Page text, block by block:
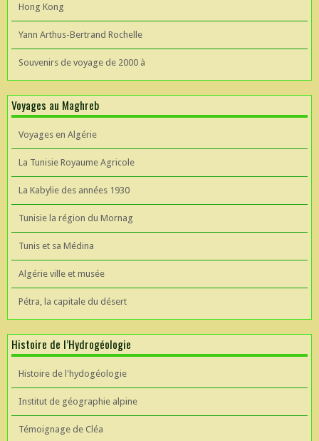
Hong Kong
Yann Arthus-Bertrand Rochelle
Souvenirs de voyage de 2000 à
Voyages au Maghreb
Voyages en Algérie
La Tunisie Royaume Agricole
La Kabylie des années 1930
Tunisie la région du Mornag
Tunis et sa Médina
Algérie ville et musée
Pétra, la capitale du désert
Histoire de l’Hydrogéologie
Histoire de l'hydogéologie
Institut de géographie alpine
Témoignage de Cléa